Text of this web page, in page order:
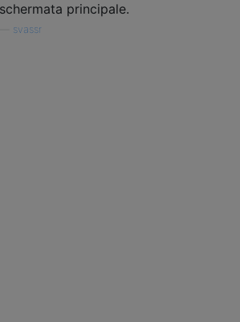
schermata principale.
svassr